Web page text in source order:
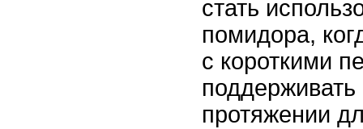
стать
помидора,
с короткими
протяжении